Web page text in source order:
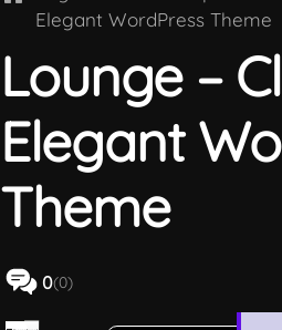
Elegant WordPress Theme
Lounge –
Elegant
Theme
0(0)